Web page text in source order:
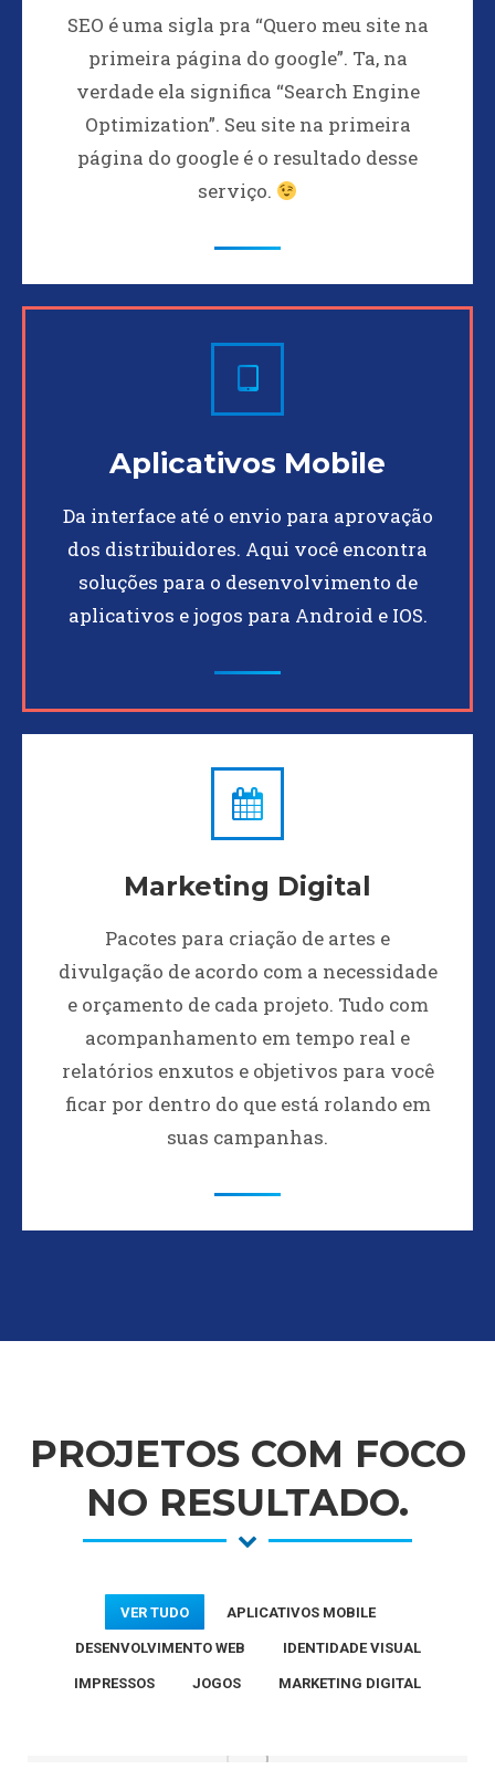
SEO é uma sigla pra “Quero meu site na
primeira página do google”. Ta, na
verdade ela significa “Search Engine
Optimization”. Seu site na primeira
página do google é o resultado desse
serviço.
Aplicativos Mobile
Da interface até o envio para aprovação
dos distribuidores. Aqui você encontra
soluções para o desenvolvimento de
aplicativos e jogos para Android e IOS.
Marketing Digital
Pacotes para criação de artes e
divulgação de acordo com a necessidade
e orçamento de cada projeto. Tudo com
acompanhamento em tempo real e
relatórios enxutos e objetivos para você
ficar por dentro do que está rolando em
suas campanhas.
PROJETOS COM FOCO
NO RESULTADO.
VER TUDO APLICATIVOS MOBILE
DESENVOLVIMENTO WEB IDENTIDADE VISUAL
IMPRESSOS JOGOS MARKETING DIGITAL